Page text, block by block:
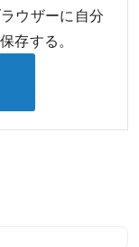
ウザーに自分
存する。